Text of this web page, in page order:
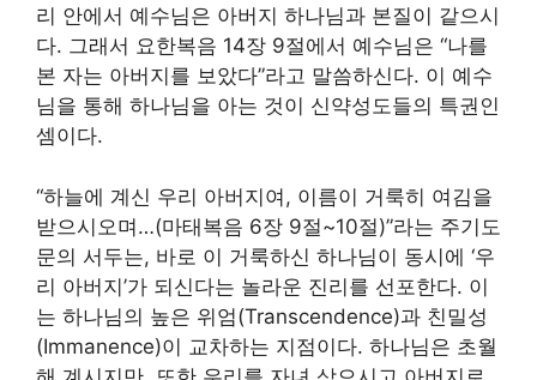
리 안에서 예수님은 아버지 하나님과 본질이 같으시
다. 그래서 요한복음 14장 9절에서 예수님은 “나를
본 자는 아버지를 보았다”라고 말씀하신다. 이 예수
님을 통해 하나님을 아는 것이 신약성도들의 특권인
셈이다.
“하늘에 계신 우리 아버지여, 이름이 거룩히 여김을
받으시오며…(마태복음 6장 9절~10절)”라는 주기도
문의 서두는, 바로 이 거룩하신 하나님이 동시에 ‘우
리 아버지’가 되신다는 놀라운 진리를 선포한다. 이
는 하나님의 높은 위엄(Transcendence)과 친밀성
(Immanence)이 교차하는 지점이다. 하나님은 초월